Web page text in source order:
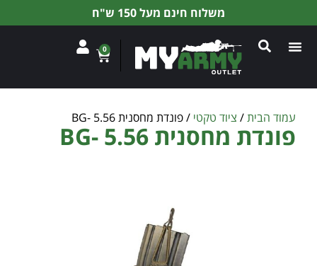
משלוח חינם מעל 150 ש"ח
0
עמוד הבית/ ציוד טקטי / פונדת מחסנית 5.56 -BG
פונדת מחסנית 5.56 -BG